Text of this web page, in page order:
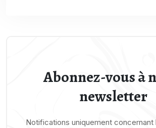
Abonnez-vous à
newsletter
Notifications uniquement concernant